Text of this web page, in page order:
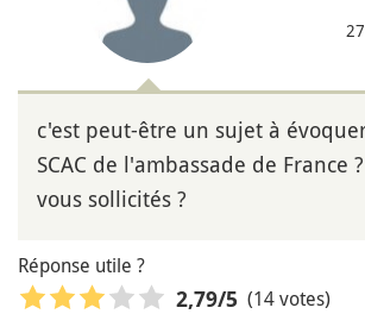
c'est peut-être un sujet à
SCAC de l'ambassade de France
vous sollicités ?
Réponse utile ?
2,79/5 (14 votes)